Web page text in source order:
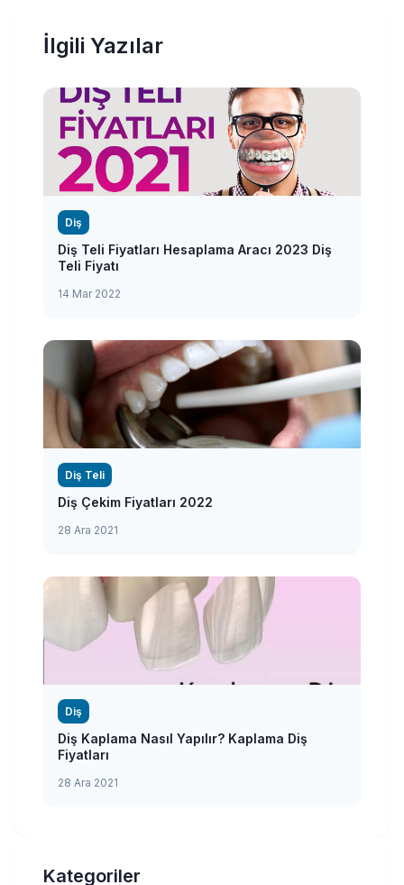
İlgili Yazılar
Diş
Diş Teli Fiyatları Hesaplama Aracı 2023 Diş
Teli Fiyatı
14 Mar 2022
Diş Teli
Diş Çekim Fiyatları 2022
28 Ara 2021
Diş
Diş Kaplama Nasıl Yapılır? Kaplama Diş
Fiyatları
28 Ara 2021
Kategoriler